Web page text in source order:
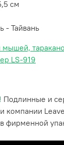
см
- Тайвань
мышей,
LS-919
Подлинные и
компании
фирменной